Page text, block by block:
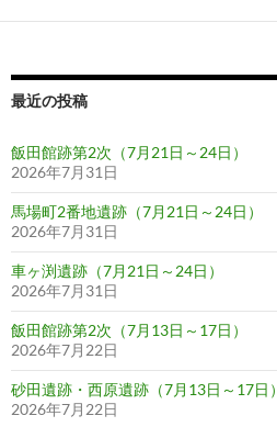
ー
ョ
最近の投稿
飯田館跡第2次（7月21日～24日）
2026年7月31日
馬場町2番地遺跡（7月21日～24日）
2026年7月31日
車ヶ渕遺跡（7月21日～24日）
2026年7月31日
飯田館跡第2次（7月13日～17日）
2026年7月22日
砂田遺跡・西原遺跡（7月13日～17日）
2026年7月22日